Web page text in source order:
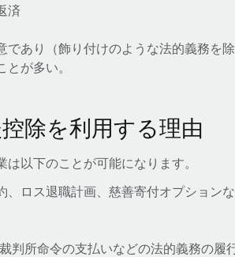
済
であり（飾り付けのような法的義務を
が多い。
除を利用する理由
以下のことが可能になります。
、ロス退職計画、慈善寄付オプション
判所命令の支払いなどの法的義務の履行